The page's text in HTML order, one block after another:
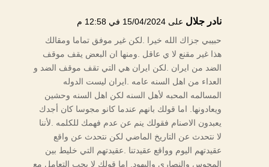
نادر جلال على 15/04/2024 في 12:58 م
حبيبي جزاك الله خيرا .لكن غير موفق تماما ومقالك
هذا غير مقنع لا ي عاقل .ومنها ان البعض يقف موقف
الضد من ايران .لكن ايران هي التي تقف موقف الضد و
العداء من اهل السنه عامه .ايران ليست الدوله
المسالمه المحبه لأهل السنه لكن اهل السنه وحشين
ويعادونها. اما قولك بانهم عندما كانو مجوسا كان أجدك
يعبدون الاصنام فقولك ينم عن عدم فهمك للكلمه .لأننا
لا نتحدث عن التاريخ الماضي لكن نتحدث عن واقع
عقيدتهم اليوم وواقع عقيدتنا .عقيدتهم التي خليط بين
المجوس والنصاري واليهود. اما قولك لا يجب التعامل مع